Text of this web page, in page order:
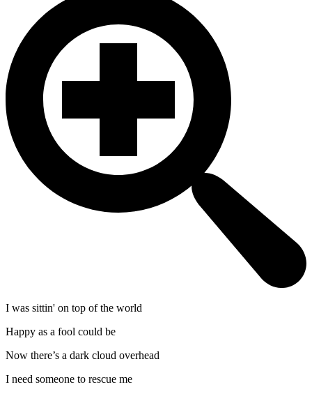
I was sittin' on top of the world
Happy as a fool could be
Now there’s a dark cloud overhead
I need someone to rescue me